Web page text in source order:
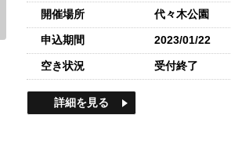
開催場所 代々木公園
申込期間 2023/01/22
空き状況 受付終了
詳細を見る